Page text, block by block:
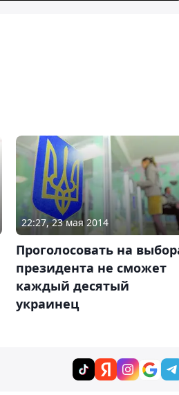
22:27, 23 мая 2014
Проголосовать на
президента не сможет
каждый десятый
украинец